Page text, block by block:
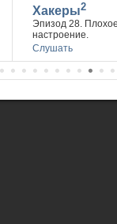
Хакеры2
Эпизод 28.
настроение.
Слушать